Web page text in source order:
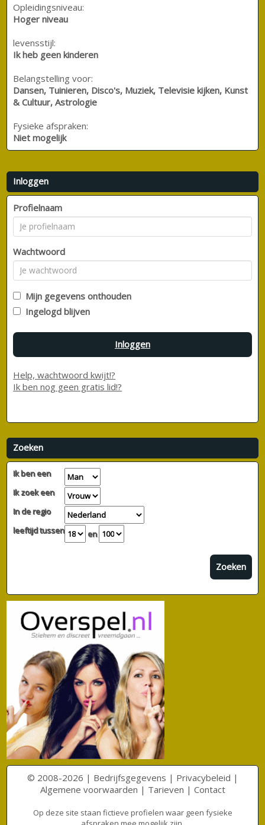
Opleidingsniveau:
Hoger niveau
levensstijl:
Ik heb geen kinderen
Belangstelling voor:
Dansen, Tuinieren, Disco's, Muziek, Televisie kijken, Kunst
& Cultuur, Astrologie
Fysieke afspraken:
Niet mogelijk
Inloggen
Profielnaam
Wachtwoord
Mijn gegevens onthouden
Ingelogd blijven
Inloggen
Help, wachtwoord kwijt!?
Ik ben nog geen gratis lid!?
Zoeken
Ik ben een
Ik zoek een
In de regio
leeftijd tussen
en
Zoeken
© 2008-2026 | Bedrijfsgegevens | Privacybeleid |
Algemene voorwaarden | Tarieven | Contact
Op deze site staan fictieve profielen waar geen fysieke